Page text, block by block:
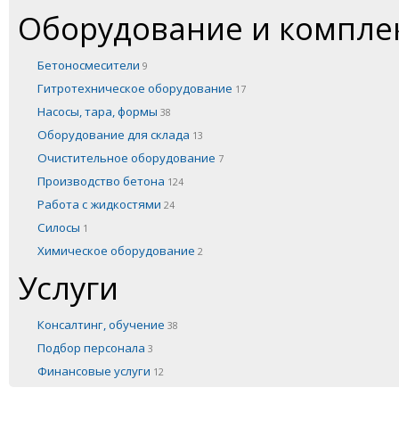
Оборудование и
Бетоносмесители 9
Гитротехническое оборудование 17
Насосы, тара, формы 38
Оборудование для склада 13
Очистительное оборудование 7
Производство бетона 124
Работа с жидкостями 24
Силосы 1
Химическое оборудование 2
Услуги
Консалтинг, обучение 38
Подбор персонала 3
Финансовые услуги 12